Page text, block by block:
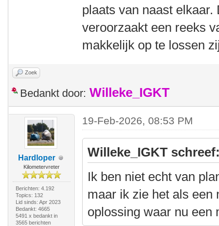
plaats van naast
veroorzaakt een reeks
makkelijk op te lossen
Zoek
Bedankt door: Willeke_IGKT
Hardloper
Kilometervreter
Berichten: 4.192
Topics: 132
Lid sinds: Apr 2023
Bedankt: 4665
5491 x bedankt in
3565 berichten
19-Feb-2026, 08:53 PM
Willeke_IGKT
Ik ben niet echt van
maar ik zie het als een
oplossing waar nu een